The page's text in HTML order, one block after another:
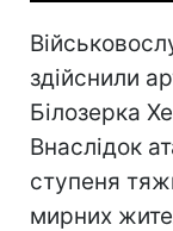
здійснили
Білозерка
Внаслідок
ступеня
мирних